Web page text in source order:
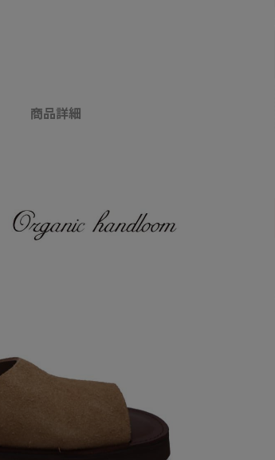
商品詳細